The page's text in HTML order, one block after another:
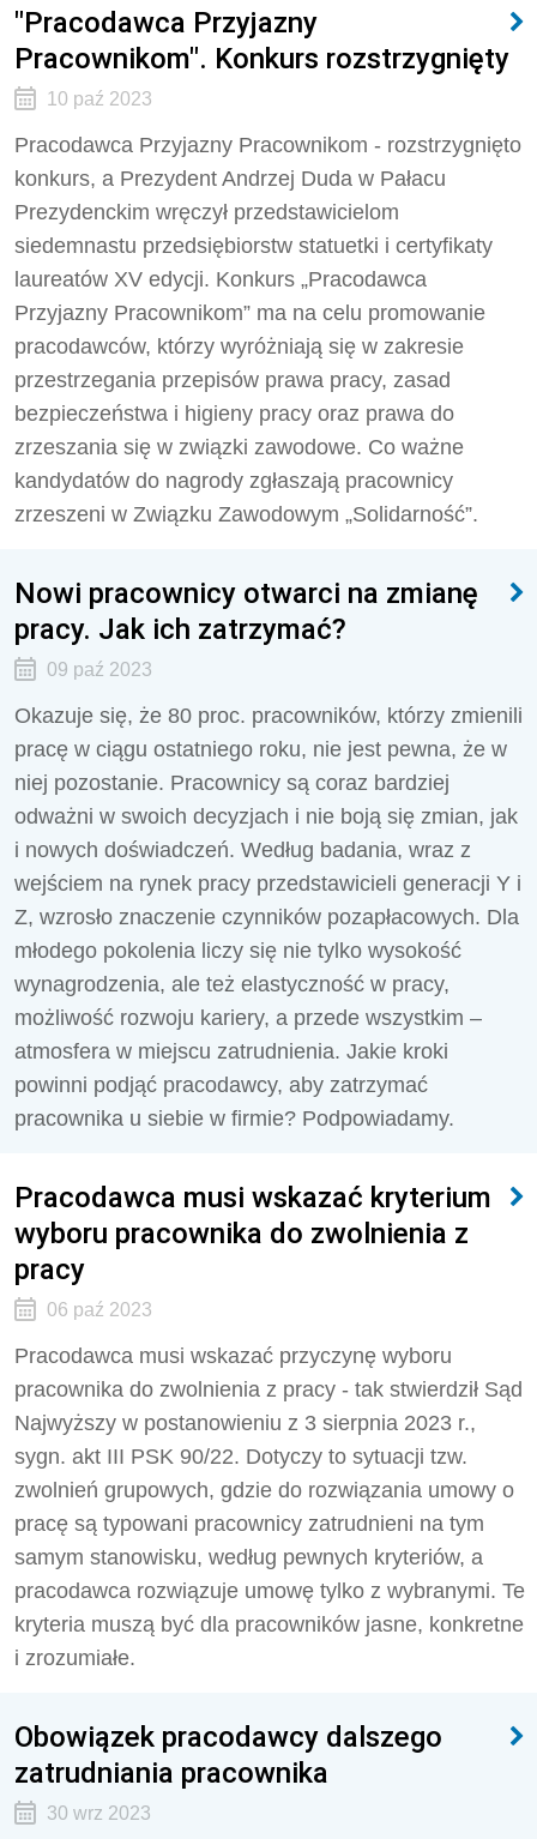
"Pracodawca Przyjazny
Pracownikom". Konkurs rozstrzygnięty
10 paź 2023
Pracodawca Przyjazny Pracownikom - rozstrzygnięto
konkurs, a Prezydent Andrzej Duda w Pałacu
Prezydenckim wręczył przedstawicielom
siedemnastu przedsiębiorstw statuetki i certyfikaty
laureatów XV edycji. Konkurs „Pracodawca
Przyjazny Pracownikom” ma na celu promowanie
pracodawców, którzy wyróżniają się w zakresie
przestrzegania przepisów prawa pracy, zasad
bezpieczeństwa i higieny pracy oraz prawa do
zrzeszania się w związki zawodowe. Co ważne
kandydatów do nagrody zgłaszają pracownicy
zrzeszeni w Związku Zawodowym „Solidarność”.
Nowi pracownicy otwarci na zmianę
pracy. Jak ich zatrzymać?
09 paź 2023
Okazuje się, że 80 proc. pracowników, którzy zmienili
pracę w ciągu ostatniego roku, nie jest pewna, że w
niej pozostanie. Pracownicy są coraz bardziej
odważni w swoich decyzjach i nie boją się zmian, jak
i nowych doświadczeń. Według badania, wraz z
wejściem na rynek pracy przedstawicieli generacji Y i
Z, wzrosło znaczenie czynników pozapłacowych. Dla
młodego pokolenia liczy się nie tylko wysokość
wynagrodzenia, ale też elastyczność w pracy,
możliwość rozwoju kariery, a przede wszystkim –
atmosfera w miejscu zatrudnienia. Jakie kroki
powinni podjąć pracodawcy, aby zatrzymać
pracownika u siebie w firmie? Podpowiadamy.
Pracodawca musi wskazać kryterium
wyboru pracownika do zwolnienia z
pracy
06 paź 2023
Pracodawca musi wskazać przyczynę wyboru
pracownika do zwolnienia z pracy - tak stwierdził Sąd
Najwyższy w postanowieniu z 3 sierpnia 2023 r.,
sygn. akt III PSK 90/22. Dotyczy to sytuacji tzw.
zwolnień grupowych, gdzie do rozwiązania umowy o
pracę są typowani pracownicy zatrudnieni na tym
samym stanowisku, według pewnych kryteriów, a
pracodawca rozwiązuje umowę tylko z wybranymi. Te
kryteria muszą być dla pracowników jasne, konkretne
i zrozumiałe.
Obowiązek pracodawcy dalszego
zatrudniania pracownika
30 wrz 2023